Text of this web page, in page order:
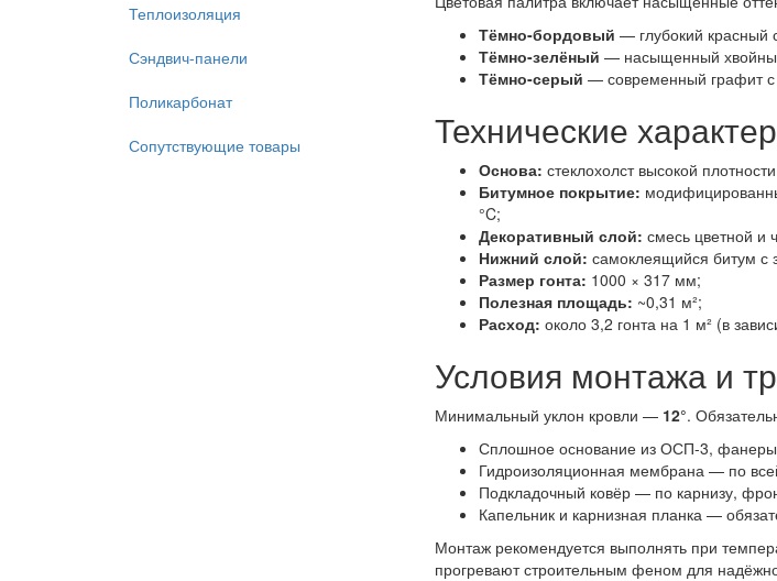
Теплоизоляция
Сэндвич-панели
Поликарбонат
Сопутствующие товары
Тёмно-бордовый — глубокий красный
Тёмно-зелёный — насыщенный
Тёмно-серый — современный графит с
Технические
Основа: стеклохолст высокой
Битумное покрытие:
°C;
Декоративный слой: смесь цветной и
Нижний слой: самоклеящийся битум с
Размер гонта: 1000 × 317 мм;
Полезная площадь: ~0,31 м²;
Расход: около 3,2 гонта на 1 м² (в
Условия монтажа и
Минимальный уклон кровли — 12°.
Сплошное основание из ОСП-3, фанеры
Гидроизоляционная мембрана — по
Подкладочный ковёр — по карнизу,
Капельник и карнизная планка —
Монтаж рекомендуется выполнять при
прогревают строительным феном для